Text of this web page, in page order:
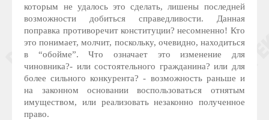
которым не удалось это сделать, лишены последней
возможности добиться справедливости. Данная
поправка противоречит конституции? несомненно! Кто
это понимает, молчит, поскольку, очевидно, находиться
в “обойме”. Что означает это изменение для
чиновника?- или состоятельного гражданина? или для
более сильного конкурента? - возможность раньше и
на законном основании воспользоваться отнятым
имуществом, или реализовать незаконно полученное
право.